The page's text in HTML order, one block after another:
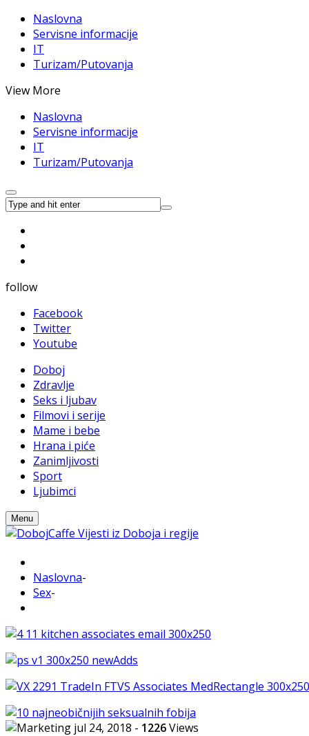
Naslovna
Servisne informacije
IT
Turizam/Putovanja
View More
Naslovna
Servisne informacije
IT
Turizam/Putovanja
follow
Facebook
Twitter
Youtube
Doboj
Zdravlje
Seks i ljubav
Filmovi i serije
Mame i bebe
Hrana i piće
Zanimljivosti
Sport
Ljubimci
Menu
Naslovna-
Sex-
jul 24, 2018 - 1226Views